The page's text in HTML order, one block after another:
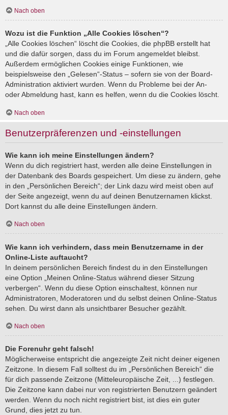
Nach oben
Wozu ist die Funktion „Alle Cookies löschen“?
„Alle Cookies löschen“ löscht die Cookies, die phpBB erstellt hat
und die dafür sorgen, dass du im Forum angemeldet bleibst.
Außerdem ermöglichen Cookies einige Funktionen, wie
beispielsweise den „Gelesen“-Status – sofern sie von der Board-
Administration aktiviert wurden. Wenn du Probleme bei der An-
oder Abmeldung hast, kann es helfen, wenn du die Cookies löscht.
Nach oben
Benutzerpräferenzen und -einstellungen
Wie kann ich meine Einstellungen ändern?
Wenn du dich registriert hast, werden alle deine Einstellungen in
der Datenbank des Boards gespeichert. Um diese zu ändern, gehe
in den „Persönlichen Bereich“; der Link dazu wird meist oben auf
der Seite angezeigt, wenn du auf deinen Benutzernamen klickst.
Dort kannst du alle deine Einstellungen ändern.
Nach oben
Wie kann ich verhindern, dass mein Benutzername in der
Online-Liste auftaucht?
In deinem persönlichen Bereich findest du in den Einstellungen
eine Option „Meinen Online-Status während dieser Sitzung
verbergen“. Wenn du diese Option einschaltest, können nur
Administratoren, Moderatoren und du selbst deinen Online-Status
sehen. Du wirst dann als unsichtbarer Besucher gezählt.
Nach oben
Die Forenuhr geht falsch!
Möglicherweise entspricht die angezeigte Zeit nicht deiner eigenen
Zeitzone. In diesem Fall solltest du im „Persönlichen Bereich“ die
für dich passende Zeitzone (Mitteleuropäische Zeit, ...) festlegen.
Die Zeitzone kann dabei nur von registrierten Benutzern geändert
werden. Wenn du noch nicht registriert bist, ist dies ein guter
Grund, dies jetzt zu tun.